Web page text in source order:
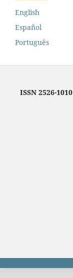
English
Español
Português
ISSN 2526-1010